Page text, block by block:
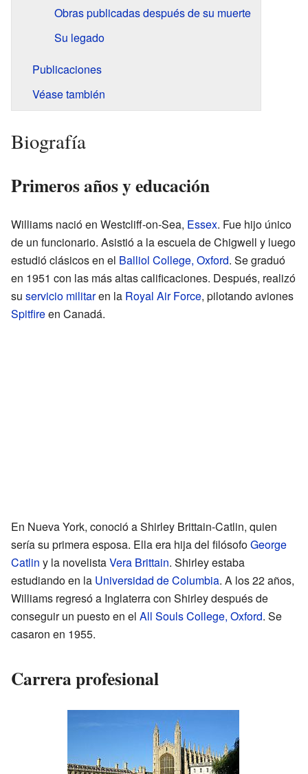
Obras publicadas después de su muerte
Su legado
Publicaciones
Véase también
Biografía
Primeros años y educación
Williams nació en Westcliff-on-Sea, Essex. Fue hijo único
de un funcionario. Asistió a la escuela de Chigwell y luego
estudió clásicos en el Balliol College, Oxford. Se graduó
en 1951 con las más altas calificaciones. Después, realizó
su servicio militaren la Royal Air Force, pilotando aviones
Spitfireen Canadá.
En Nueva York, conoció a Shirley Brittain-Catlin, quien
sería su primera esposa. Ella era hija del filósofoGeorge
Catlin y la novelistaVera Brittain. Shirley estaba
estudiando en la Universidad de Columbia. A los 22 años,
Williams regresó a Inglaterra con Shirley después de
conseguir un puesto en el All Souls College, Oxford. Se
casaron en 1955.
Carrera profesional